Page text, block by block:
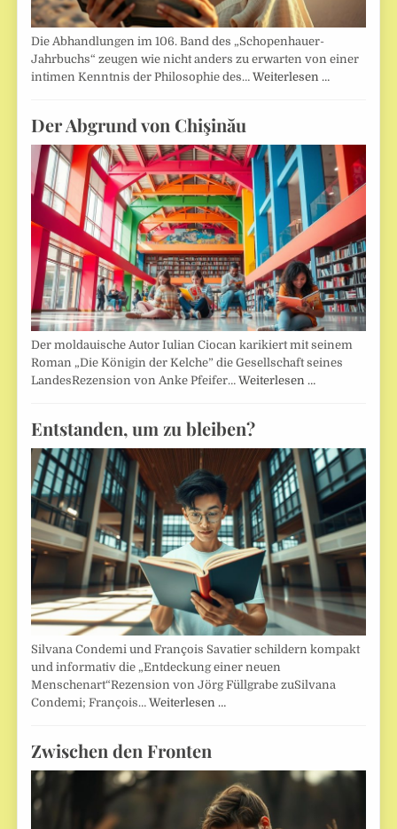
Die Abhandlungen im 106. Band des „Schopenhauer-
Jahrbuchs“ zeugen wie nicht anders zu erwarten von einer
intimen Kenntnis der Philosophie des…Weiterlesen …
Der Abgrund von Chişinău
Der moldauische Autor Iulian Ciocan karikiert mit seinem
Roman „Die Königin der Kelche” die Gesellschaft seines
LandesRezension von Anke Pfeifer…Weiterlesen …
Entstanden, um zu bleiben?
Silvana Condemi und François Savatier schildern kompakt
und informativ die „Entdeckung einer neuen
Menschenart“Rezension von Jörg Füllgrabe zuSilvana
Condemi; François…Weiterlesen …
Zwischen den Fronten